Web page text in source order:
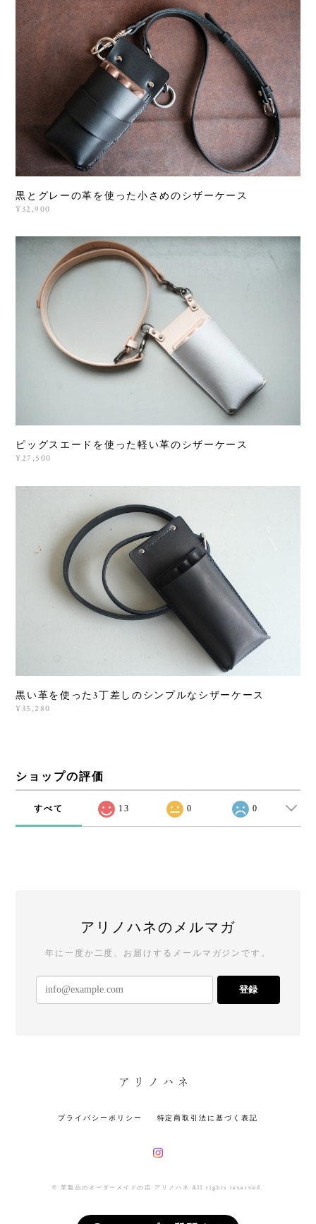
黒とグレーの革を使った小さめのシザーケース
¥32,900
ピッグスエードを使った軽い革のシザーケース
¥27,500
黒い革を使った3丁差しのシンプルなシザーケース
¥35,280
ショップの評価
すべて 13 0 0
アリノハネのメルマガ
年に一度か二度、お届けするメールマガジンです。
登録
プライバシーポリシー 特定商取引法に基づく表記
© 革製品のオーダーメイドの店 アリノハネ All rights reserved.